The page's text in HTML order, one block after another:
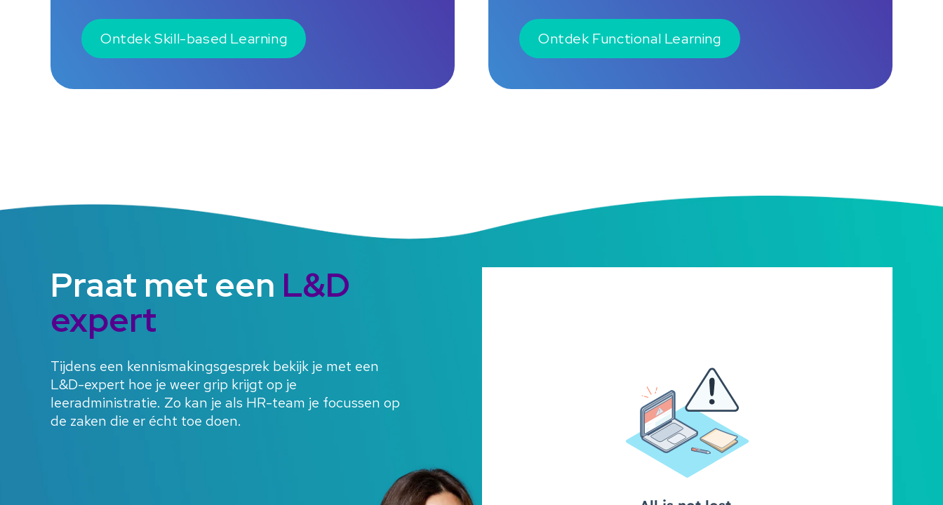
Ontdek Skill-based Learning Ontdek Functional Learning
Praat met een L&D
expert
Tijdens een kennismakingsgesprek bekijk je met een
L&D-expert hoe je weer grip krijgt op je
leeradministratie. Zo kan je als HR-team je focussen op
de zaken die er écht toe doen.